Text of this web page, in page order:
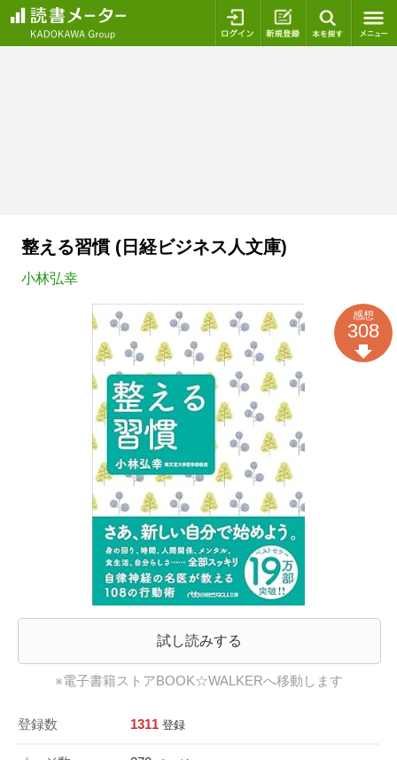
ログイン 新規登録
整える習慣 (日経ビジネス人文庫)
小林弘幸
試し読みする
※電子書籍ストアBOOK☆WALKERへ移動します
登録数 1311 登録
感想
308